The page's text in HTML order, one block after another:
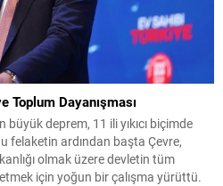
Toplum Dayanışması
deprem, 11 ili yıkıcı biçimde
felaketin ardından başta Çevre,
olmak üzere devletin tüm
için yoğun bir çalışma yürüttü.